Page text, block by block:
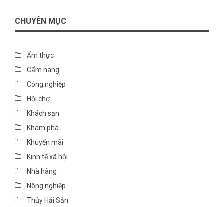
CHUYÊN MỤC
Ẩm thực
Cẩm nang
Công nghiệp
Hội chợ
Khách sạn
Khám phá
Khuyến mãi
Kinh tế xã hội
Nhà hàng
Nông nghiệp
Thủy Hải Sản